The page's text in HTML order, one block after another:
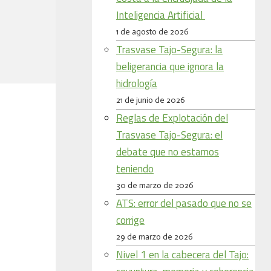
Inteligencia Artificial
1 de agosto de 2026
Trasvase Tajo-Segura: la
beligerancia que ignora la
hidrología
21 de junio de 2026
Reglas de Explotación del
Trasvase Tajo-Segura: el
debate que no estamos
teniendo
30 de marzo de 2026
ATS: error del pasado que no se
corrige
29 de marzo de 2026
Nivel 1 en la cabecera del Tajo: